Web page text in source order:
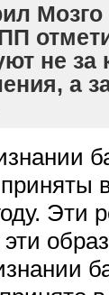
не за
а
Эти
эти